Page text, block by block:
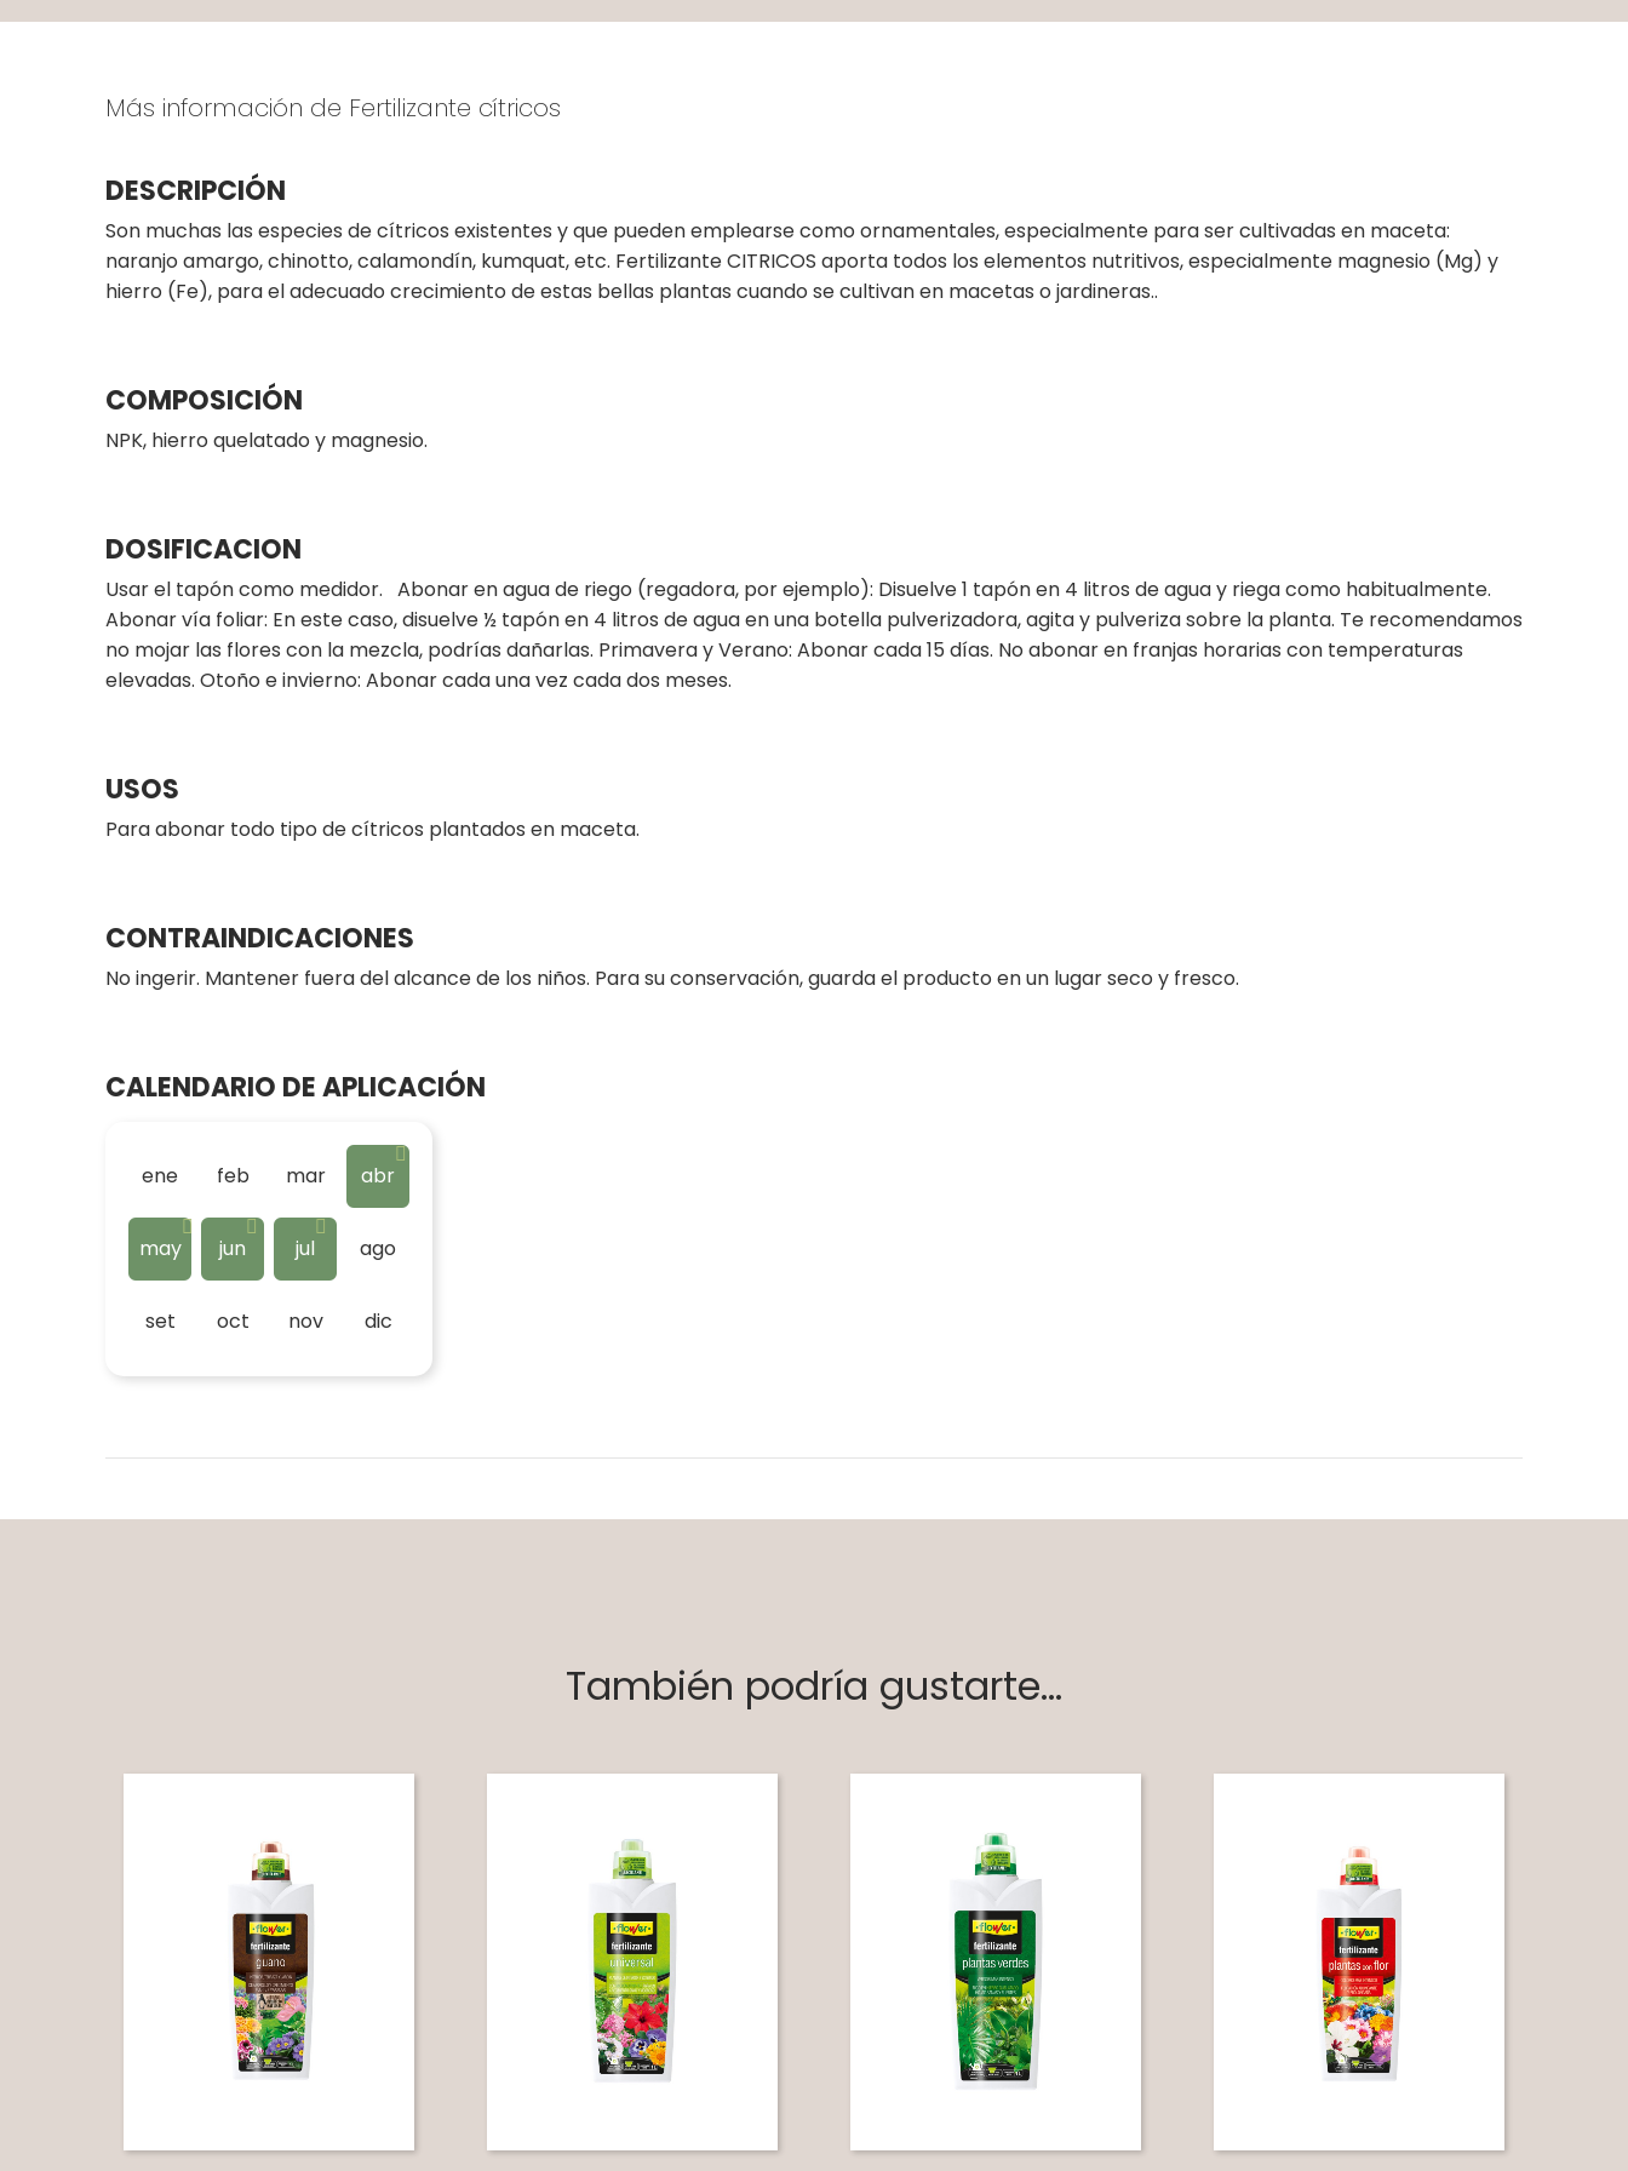
Más información de Fertilizante cítricos
DESCRIPCIÓN
Son muchas las especies de cítricos existentes y que pueden emplearse como ornamentales, especialmente para ser cultivadas en maceta:
naranjo amargo, chinotto, calamondín, kumquat, etc. Fertilizante CITRICOS aporta todos los elementos nutritivos, especialmente magnesio (Mg) y
hierro (Fe), para el adecuado crecimiento de estas bellas plantas cuando se cultivan en macetas o jardineras..
COMPOSICIÓN
NPK, hierro quelatado y magnesio.
DOSIFICACION
Usar el tapón como medidor. Abonar en agua de riego (regadora, por ejemplo): Disuelve 1 tapón en 4 litros de agua y riega como habitualmente.
Abonar vía foliar: En este caso, disuelve ½ tapón en 4 litros de agua en una botella pulverizadora, agita y pulveriza sobre la planta. Te recomendamos
no mojar las flores con la mezcla, podrías dañarlas. Primavera y Verano: Abonar cada 15 días. No abonar en franjas horarias con temperaturas
elevadas. Otoño e invierno: Abonar cada una vez cada dos meses.
USOS
Para abonar todo tipo de cítricos plantados en maceta.
CONTRAINDICACIONES
No ingerir. Mantener fuera del alcance de los niños. Para su conservación, guarda el producto en un lugar seco y fresco.
CALENDARIO DE APLICACIÓN
ene feb mar abr
may jun jul ago
set oct nov dic
También podría gustarte...